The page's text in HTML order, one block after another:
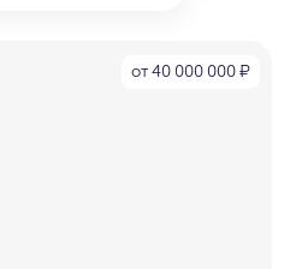
от 40 000 000 ₽